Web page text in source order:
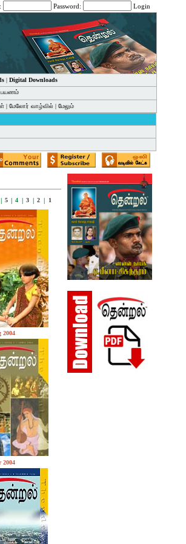
Password: Login
| Digital Downloads
பயணம்
| மேலோர் வாழ்வில் | மேலும்
| 5 | 4 | 3 | 2 | 1
2004
2004